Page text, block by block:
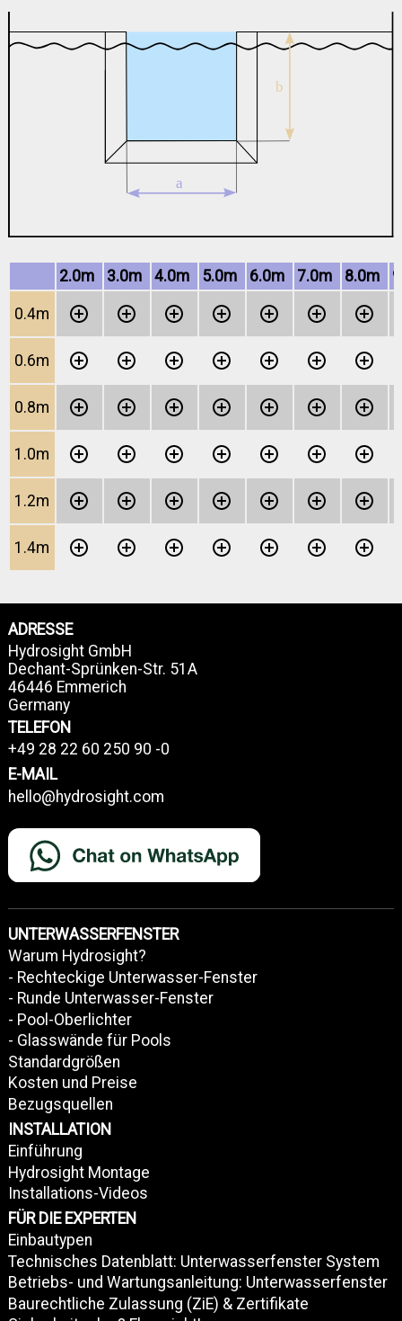
2.0m 3.0m 4.0m 5.0m 6.0m 7.0m 8.0m
0.4m
0.6m
0.8m
1.0m
1.2m
1.4m
ADRESSE
Hydrosight GmbH
Dechant-Sprünken-Str. 51A
46446 Emmerich
Germany
TELEFON
+49 28 22 60 250 90 -0
E-MAIL
hello@hydrosight.com
UNTERWASSERFENSTER
Warum Hydrosight?
- Rechteckige Unterwasser-Fenster
- Runde Unterwasser-Fenster
- Pool-Oberlichter
- Glasswände für Pools
Standardgrößen
Kosten und Preise
Bezugsquellen
INSTALLATION
Einführung
Hydrosight Montage
Installations-Videos
FÜR DIE EXPERTEN
Einbautypen
Technisches Datenblatt: Unterwasserfenster System
Betriebs- und Wartungsanleitung: Unterwasserfenster
Baurechtliche Zulassung (ZiE) & Zertifikate